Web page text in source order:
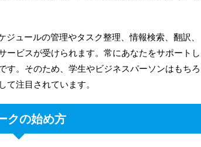
ュールの管理やタスク整理、情報検索、翻訳、
ービスが受けられます。常にあなたをサポートし
す。そのため、学生やビジネスパーソンはもちろ
注目されています。
クの始め方